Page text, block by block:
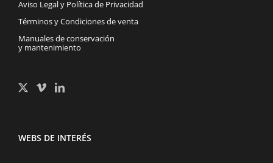
Aviso Legal y Política de Privacidad
Términos y Condiciones de venta
Manuales de conservación
y mantenimiento
WEBS DE INTERÉS